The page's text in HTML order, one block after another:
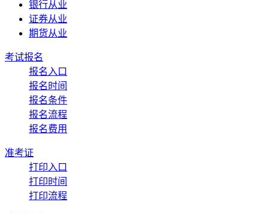
银行从业
证券从业
期货从业
考试报名
报名入口
报名时间
报名条件
报名流程
报名费用
准考证
打印入口
打印时间
打印流程